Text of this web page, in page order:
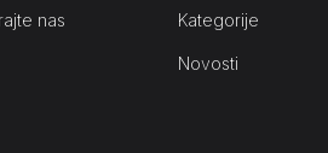
nas Kategorije
Novosti